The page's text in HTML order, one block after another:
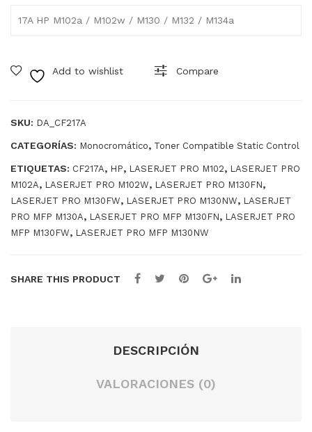
peñ
Sta
tic
Con
peñ
tic
Con
17A HP M102a / M102w / M130 / M132 / M134a
Add to wishlist Compare
SKU: DA_CF217A
CATEGORÍAS: Monocromático, Toner Compatible Static Control
ETIQUETAS: CF217A, HP, LASERJET PRO M102, LASERJET PRO
M102A, LASERJET PRO M102W, LASERJET PRO M130FN,
LASERJET PRO M130FW, LASERJET PRO M130NW, LASERJET
PRO MFP M130A, LASERJET PRO MFP M130FN, LASERJET PRO
MFP M130FW, LASERJET PRO MFP M130NW
SHARE THIS PRODUCT
DESCRIPCIÓN
VALORACIONES (0)